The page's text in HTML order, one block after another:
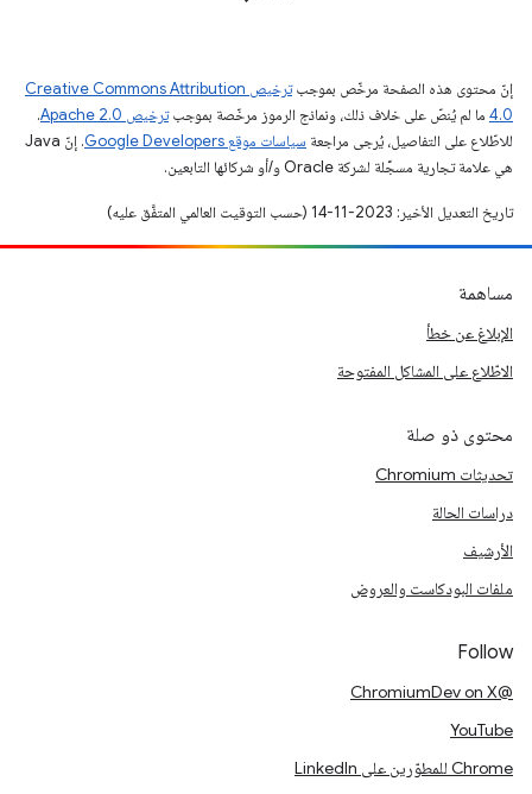
إنّ محتوى هذه الصفحة مرخّص بموجب
ترخيص Creative Commons Attribution
4.0‏ ما لم يُنصّ على خلاف ذلك، ونماذج الرموز مرخّصة بموجبترخيص Apache 2.0‏
.
للاطّلاع على التفاصيل، يُرجى مراجعة سياسات موقع Google Developers‏
. إنّ Java
هي علامة تجارية مسجَّلة لشركة Oracle و/أو شركائها التابعين.
تاريخ التعديل الأخير: 2023-11-14 (حسب التوقيت العالمي المتفَّق عليه)
مساهمة
الإبلاغ عن خطأ
الاطّلاع على المشاكل المفتوحة
محتوى ذو صلة
تحديثات Chromium
دراسات الحالة
الأرشيف
ملفات البودكاست والعروض
Follow
@ChromiumDev on X
YouTube
Chrome للمطوّرين على LinkedIn